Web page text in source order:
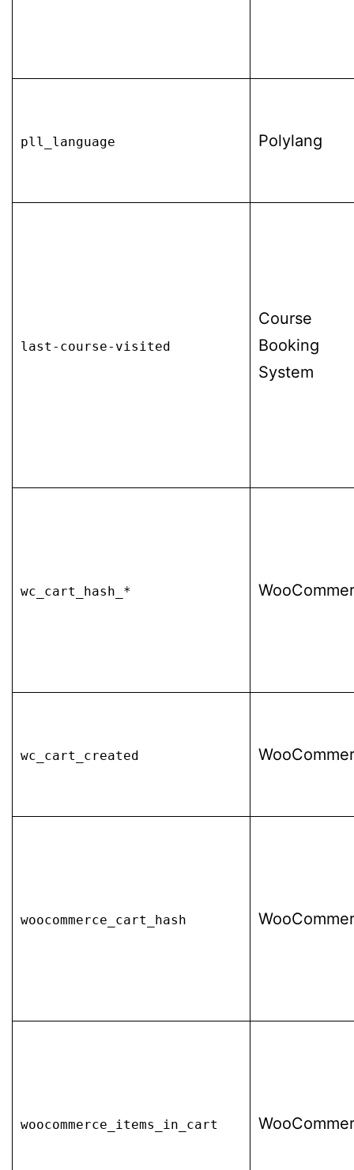
pll_language Polylang
last-course-visited
Course
Booking
System
wc_cart_hash_*
wc_cart_created
woocommerce_cart_hash
woocommerce_items_in_cart